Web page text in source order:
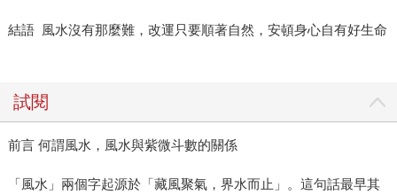
結語 風水沒有那麼難，改運只要順著自然，安頓身心自有好生命
試閱
前言 何謂風水，風水與紫微斗數的關係
「風水」兩個字起源於「藏風聚氣，界水而止」。這句話最早其